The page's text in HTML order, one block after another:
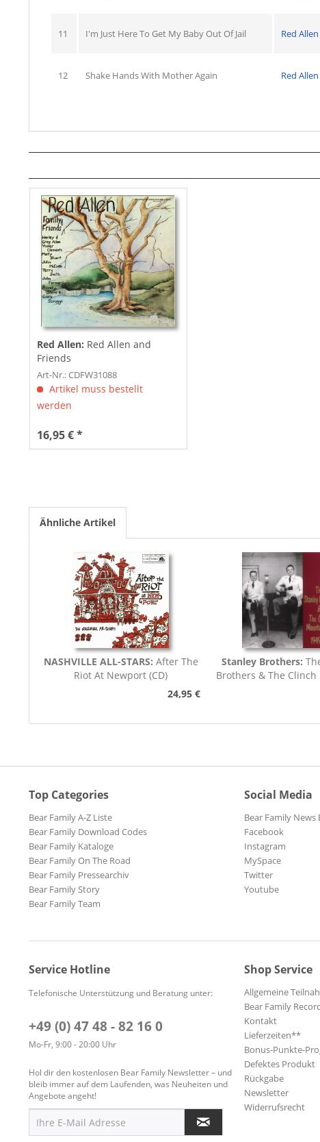
11 I'm Just Here To Get My Baby Out Of Jail Red Allen
12 Shake Hands With Mother Again Red Allen
Red Allen: Red Allen and
Friends
Art-Nr.: CDFW31088
Artikel muss bestellt
werden
16,95 € *
Ähnliche Artikel
NASHVILLE ALL-STARS: After The
Riot At Newport (CD)
24,95 €
Stanley Brothers:
Brothers & The
Top Categories
Bear Family A-Z Liste
Bear Family Download Codes
Bear Family Kataloge
Bear Family On The Road
Bear Family Pressearchiv
Bear Family Story
Bear Family Team
Social Media
Bear Family News
Facebook
Instagram
MySpace
Twitter
Youtube
Service Hotline
Telefonische Unterstützung und Beratung unter:
+49 (0) 47 48 - 82 16 0
Mo-Fr, 9:00 - 20:00 Uhr
Hol dir den kostenlosen Bear Family Newsletter – und
bleib immer auf dem Laufenden, was Neuheiten und
Angebote angeht!
Shop Service
Allgemeine
Bear Family
Kontakt
Lieferzeiten**
Bonus-Punkte-
Defektes Produkt
Rückgabe
Newsletter
Widerrufsrecht